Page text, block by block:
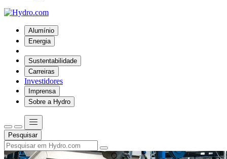
Alumínio
Energia
Sustentabilidade
Carreiras
Investidores
Imprensa
Sobre a Hydro
Pesquisar